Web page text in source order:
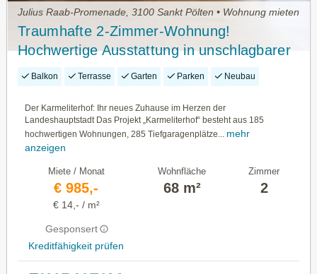
Julius Raab-Promenade, 3100 Sankt Pölten • Wohnung mieten
Traumhafte 2-Zimmer-Wohnung!
Hochwertige Ausstattung in unschlagbarer
Lage - KARMELITERHOF
Balkon Terrasse Garten Parken Neubau
Der Karmeliterhof: Ihr neues Zuhause im Herzen der
Landeshauptstadt Das Projekt „Karmeliterhof“ besteht aus 185
hochwertigen Wohnungen, 285 Tiefgaragenplätze... mehr
anzeigen
Miete / Monat
€ 985,-
€ 14,- / m²
Gesponsert
Kreditfähigkeit prüfen
Wohnfläche
68 m²
Zimmer
2